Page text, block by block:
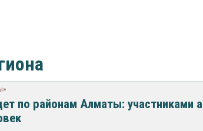
по районам Алматы: участниками